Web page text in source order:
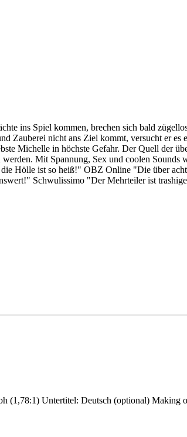
ins Spiel kommen, brechen sich bald
nicht ans Ziel kommt, versucht er es
Michelle in höchste Gefahr. Der Quell der
Mit Spannung, Sex und coolen
Hölle ist so heiß!" OBZ Online "Die über
Schwulissimo "Der Mehrteiler ist
(1,78:1) Untertitel: Deutsch (optional) Making